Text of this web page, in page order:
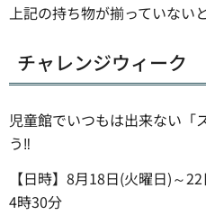
上記の持ち物が揃っていない
チャレンジウィーク
児童館でいつもは出来ない「
う‼
【日時】8月18日(火曜日)～
4時30分